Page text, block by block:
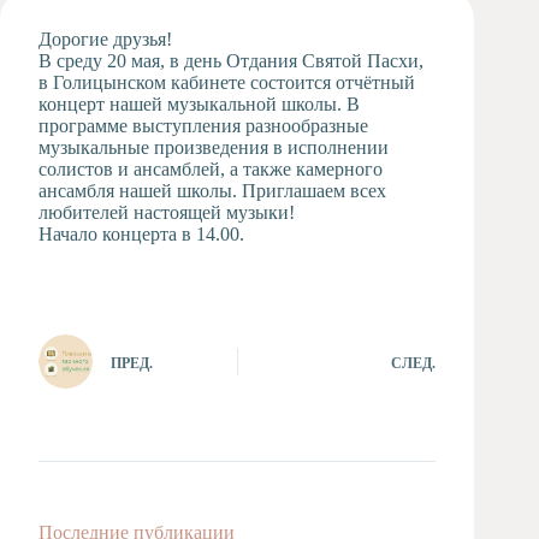
студия
Музыкальное
отделение
Психологическая
Служба
Тьюторская
служба
Дорогие друзья!
В среду 20 мая, в день Отдания Святой Пасхи,
в Голицынском кабинете состоится отчётный
концерт нашей музыкальной школы. В
программе выступления разнообразные
музыкальные произведения в исполнении
солистов и ансамблей, а также камерного
ансамбля нашей школы. Приглашаем всех
любителей настоящей музыки!
Начало концерта в 14.00.
ПРЕД. СЛЕД.
Последние публикации